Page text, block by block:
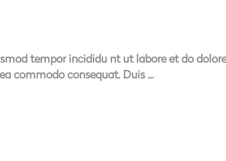
tempor incididu nt ut labore et do
commodo consequat. Duis